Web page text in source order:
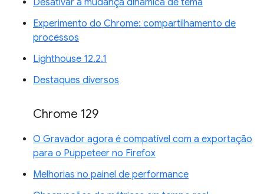
Desativar a mudança dinâmica de tema
Experimento do Chrome: compartilhamento de
processos
Lighthouse 12.2.1
Destaques diversos
Chrome 129
O Gravador agora é compatível com a exportação
para o Puppeteer no Firefox
Melhorias no painel de performance